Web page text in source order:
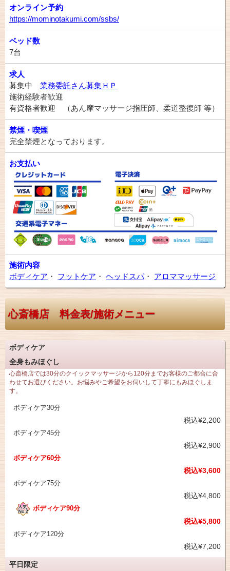
オンライン予約
https://mominotakumi.com/ssbs/
ベッド数
7台
求人
募集中 業務委託さん募集ＨＰ
施術経験者歓迎
有資格者歓迎 （あん摩マッサージ指圧師、柔道整復師 等）
禁煙・喫煙
完全禁煙となっております。
お支払い
施術内容
ボディケア ・ フットケア ・ ヘッドスパ・ アロママッサージ
心斎橋店 料金表/施術メニュー
ボディケア
全身もみほぐし
心斎橋店では30分のクイックマッサージから120分までお客様のご都合に合
わせてお選びください。お悩みやご希望をお伺いして丁寧にもみほぐしま
す。
ボディケア30分
税込¥2,200
ボディケア45分
税込¥2,900
ボディケア60分
税込¥3,600
ボディケア75分
税込¥4,800
ボディケア90分
税込¥5,800
ボディケア120分
税込¥7,200
平日限定